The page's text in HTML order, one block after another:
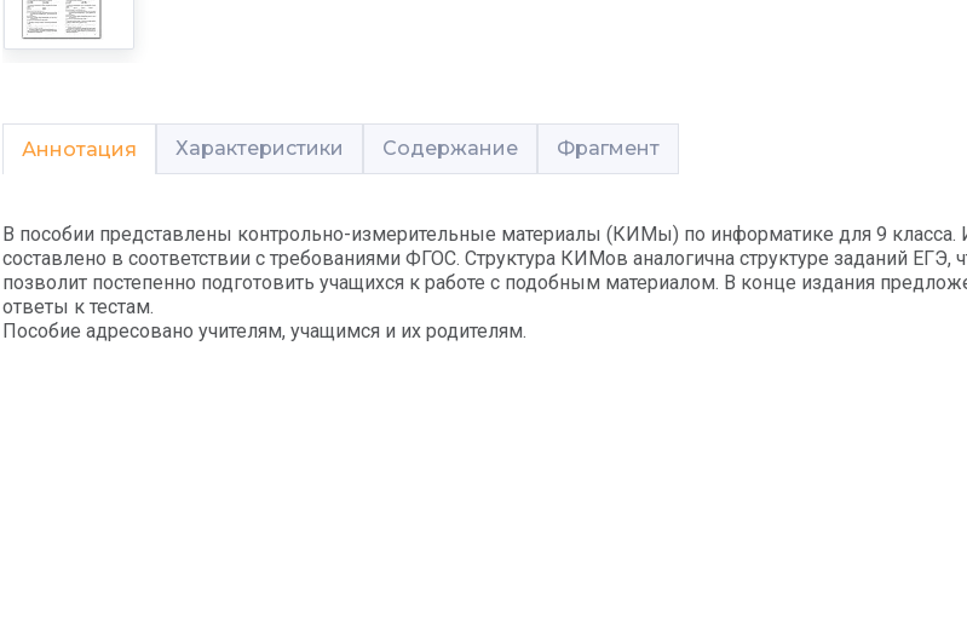
Аннотация Характеристики Содержание Фрагмент
В пособии представлены контрольно-измерительные материалы (КИМы) по информатике для 9 класса.
составлено в соответствии с требованиями ФГОС. Структура КИМов аналогична структуре заданий ЕГЭ,
позволит постепенно подготовить учащихся к работе с подобным материалом. В конце издания
ответы к тестам.
Пособие адресовано учителям, учащимся и их родителям.